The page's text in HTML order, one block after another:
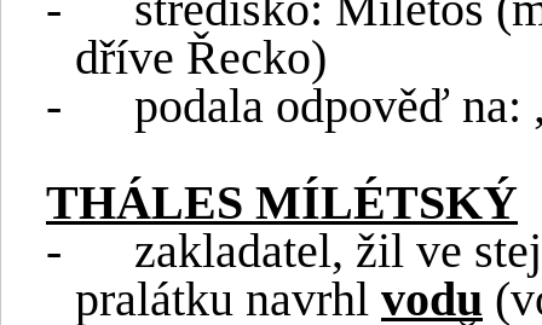
dříve Řecko)
-
podala odpověď na:
THÁLES MÍLÉTSKÝ
-
zakladatel, žil ve
pralátku navrhl vodu